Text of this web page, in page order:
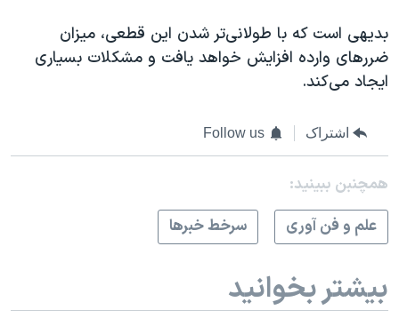
بدیهی است که با طولانی‌تر شدن این قطعی، میزان
ضررهای وارده افزایش خواهد یافت و مشکلات بسیاری
ایجاد می‌کند.
اشتراک Follow us
همچنبن ببینید:
علم و فن آوری
سرخط خبرها
بیشتر بخوانید